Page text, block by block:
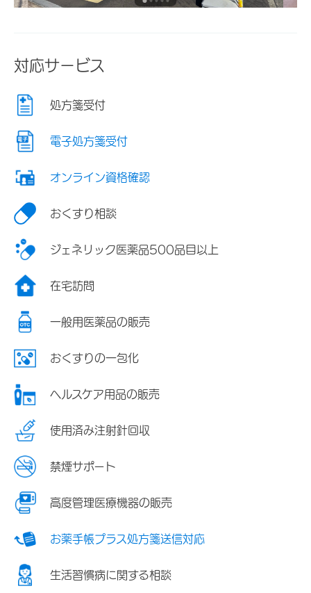
対応サービス
処方箋受付
電子処方箋受付
オンライン資格確認
おくすり相談
ジェネリック医薬品500品目以上
在宅訪問
一般用医薬品の販売
おくすりの一包化
ヘルスケア用品の販売
使用済み注射針回収
禁煙サポート
高度管理医療機器の販売
お薬手帳プラス処方箋送信対応
生活習慣病に関する相談